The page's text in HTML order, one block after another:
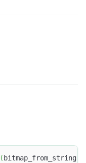
( bitmap_from_string